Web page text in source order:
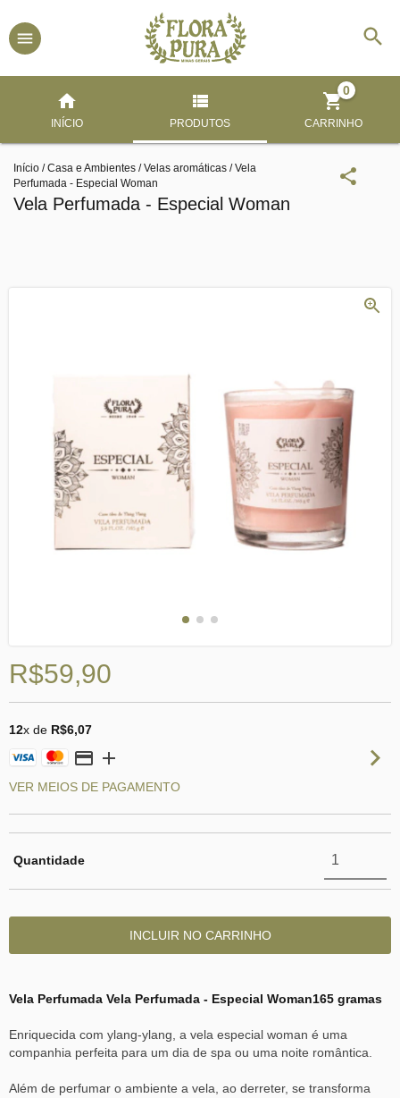
INÍCIO PRODUTOS CARRINHO
0
Início / Casa e Ambientes / Velas aromáticas / Vela
Perfumada - Especial Woman
Vela Perfumada - Especial Woman
R$59,90
12x de R$6,07
VER MEIOS DE PAGAMENTO
Quantidade
Vela Perfumada Vela Perfumada - Especial Woman165 gramas
Enriquecida com ylang-ylang, a vela especial woman é uma
companhia perfeita para um dia de spa ou uma noite romântica.
Além de perfumar o ambiente a vela, ao derreter, se transforma